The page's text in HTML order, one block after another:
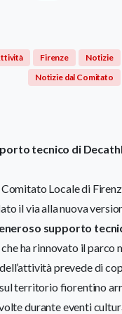
Firenze
Notizie
Notizie dal Comitato
tecnico di
Locale di
il via alla nuova
supporto
che ha rinnovato il parco
prevede di
territorio fiorentino
durante eventi